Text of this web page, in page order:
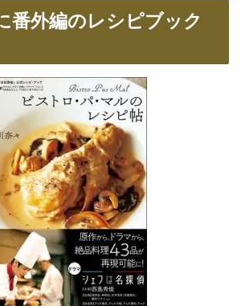
番外編のレシピブック